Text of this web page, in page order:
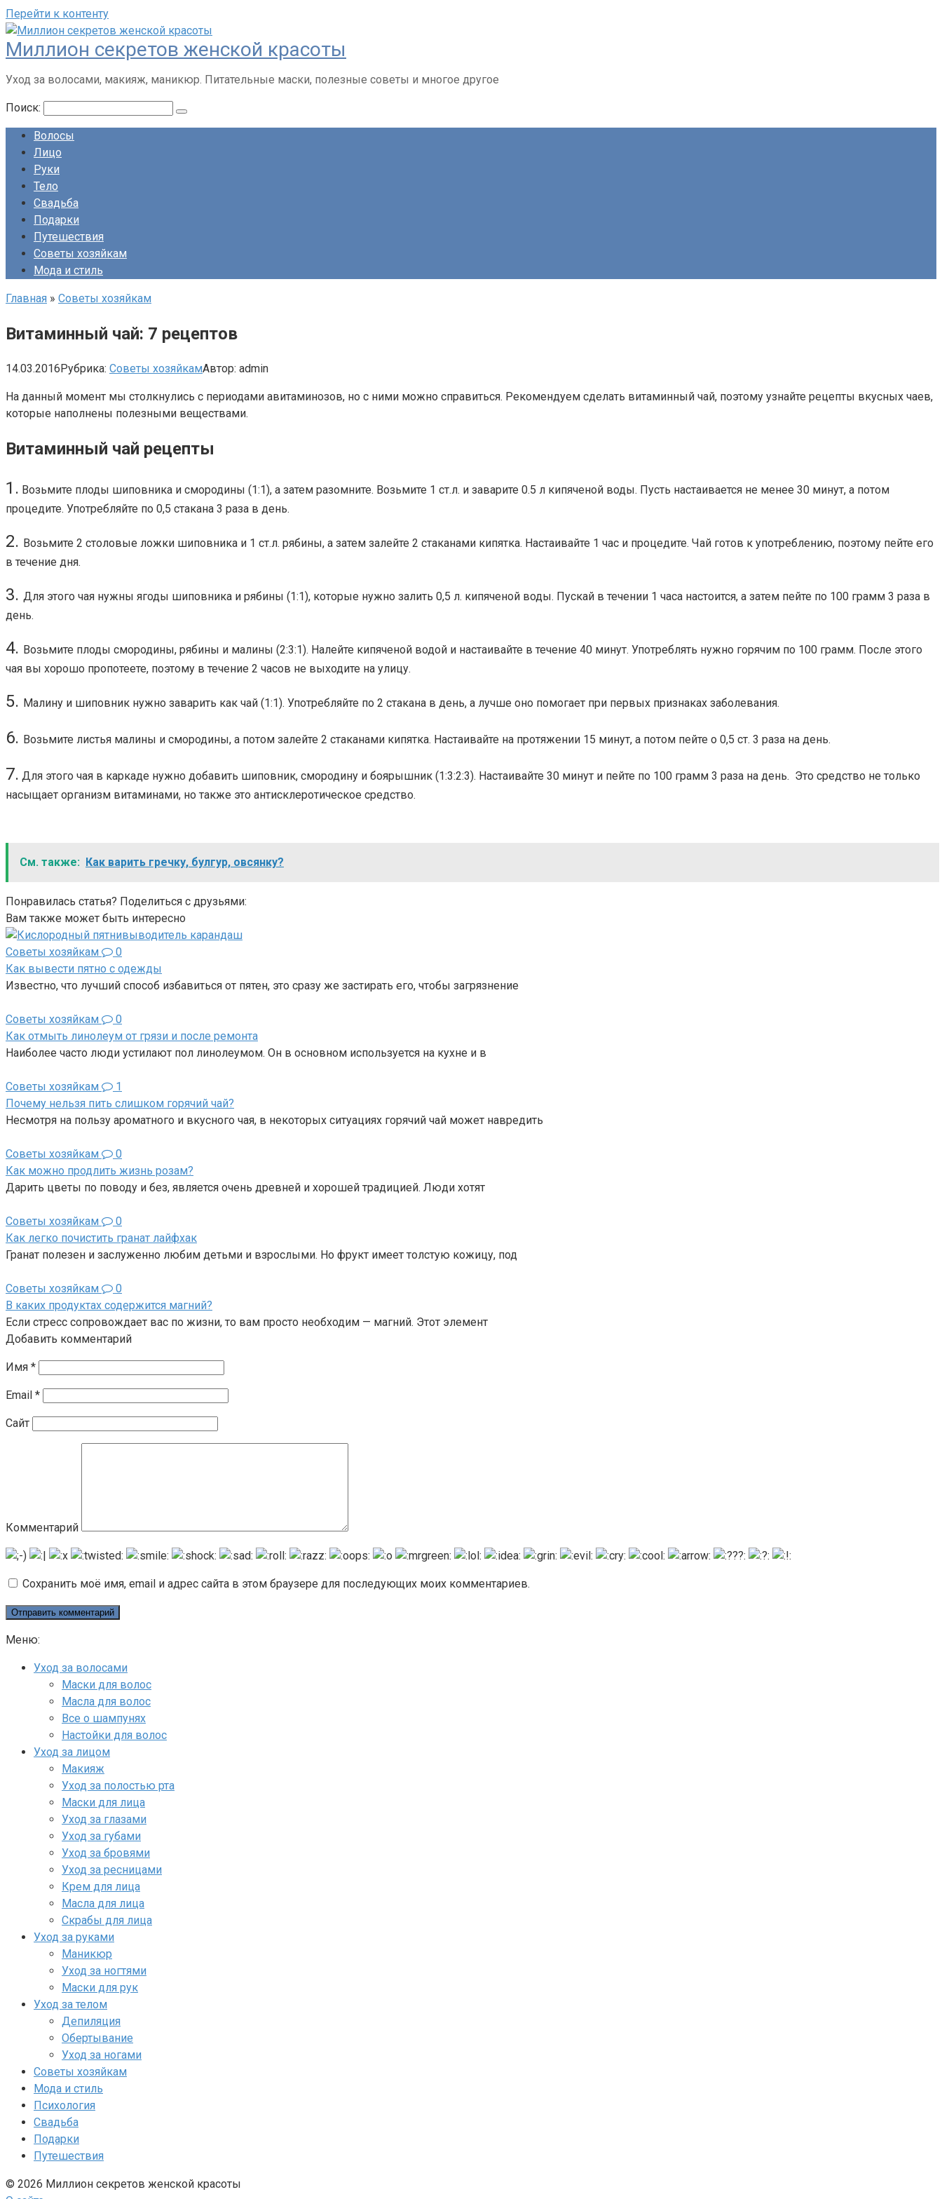
Перейти к контенту
Миллион секретов женской красоты
Уход за волосами, макияж, маникюр. Питательные маски, полезные советы и многое другое
Поиск:
Волосы
Лицо
Руки
Тело
Свадьба
Подарки
Путешествия
Советы хозяйкам
Мода и стиль
Главная » Советы хозяйкам
Витаминный чай: 7 рецептов
14.03.2016Рубрика: Советы хозяйкамАвтор: admin
На данный момент мы столкнулись с периодами авитаминозов, но с ними можно справиться. Рекомендуем сделать витаминный чай, поэтому узнайте рецепты вкусных чаев,
которые наполнены полезными веществами.
Витаминный чай рецепты
1. Возьмите плоды шиповника и смородины (1:1), а затем разомните. Возьмите 1 ст.л. и заварите 0.5 л кипяченой воды. Пусть настаивается не менее 30 минут, а потом
процедите. Употребляйте по 0,5 стакана 3 раза в день.
2. Возьмите 2 столовые ложки шиповника и 1 ст.л. рябины, а затем залейте 2 стаканами кипятка. Настаивайте 1 час и процедите. Чай готов к употреблению, поэтому пейте его
в течение дня.
3. Для этого чая нужны ягоды шиповника и рябины (1:1), которые нужно залить 0,5 л. кипяченой воды. Пускай в течении 1 часа настоится, а затем пейте по 100 грамм 3 раза в
день.
4. Возьмите плоды смородины, рябины и малины (2:3:1). Налейте кипяченой водой и настаивайте в течение 40 минут. Употреблять нужно горячим по 100 грамм. После этого
чая вы хорошо пропотеете, поэтому в течение 2 часов не выходите на улицу.
5. Малину и шиповник нужно заварить как чай (1:1). Употребляйте по 2 стакана в день, а лучше оно помогает при первых признаках заболевания.
6. Возьмите листья малины и смородины, а потом залейте 2 стаканами кипятка. Настаивайте на протяжении 15 минут, а потом пейте о 0,5 ст. 3 раза на день.
7. Для этого чая в каркаде нужно добавить шиповник, смородину и боярышник (1:3:2:3). Настаивайте 30 минут и пейте по 100 грамм 3 раза на день. Это средство не только
насыщает организм витаминами, но также это антисклеротическое средство.
См. также: Как варить гречку, булгур, овсянку?
Понравилась статья? Поделиться с друзьями:
Вам также может быть интересно
Советы хозяйкам
0
Как вывести пятно с одежды
Известно, что лучший способ избавиться от пятен, это сразу же застирать его, чтобы загрязнение
Советы хозяйкам
0
Как отмыть линолеум от грязи и после ремонта
Наиболее часто люди устилают пол линолеумом. Он в основном используется на кухне и в
Советы хозяйкам
1
Почему нельзя пить слишком горячий чай?
Несмотря на пользу ароматного и вкусного чая, в некоторых ситуациях горячий чай может навредить
Советы хозяйкам
0
Как можно продлить жизнь розам?
Дарить цветы по поводу и без, является очень древней и хорошей традицией. Люди хотят
Советы хозяйкам
0
Как легко почистить гранат лайфхак
Гранат полезен и заслуженно любим детьми и взрослыми. Но фрукт имеет толстую кожицу, под
Советы хозяйкам
0
В каких продуктах содержится магний?
Если стресс сопровождает вас по жизни, то вам просто необходим — магний. Этот элемент
Добавить комментарий
Имя *
Email *
Сайт
Комментарий
Сохранить моё имя, email и адрес сайта в этом браузере для последующих моих комментариев.
Меню:
Уход за волосами
Маски для волос
Масла для волос
Все о шампунях
Настойки для волос
Уход за лицом
Макияж
Уход за полостью рта
Маски для лица
Уход за глазами
Уход за губами
Уход за бровями
Уход за ресницами
Крем для лица
Масла для лица
Скрабы для лица
Уход за руками
Маникюр
Уход за ногтями
Маски для рук
Уход за телом
Депиляция
Обертывание
Уход за ногами
Советы хозяйкам
Мода и стиль
Психология
Свадьба
Подарки
Путешествия
© 2026 Миллион секретов женской красоты